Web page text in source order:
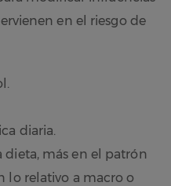
en el riesgo de
diaria.
dieta, más en el patrón
lo relativo a macro o